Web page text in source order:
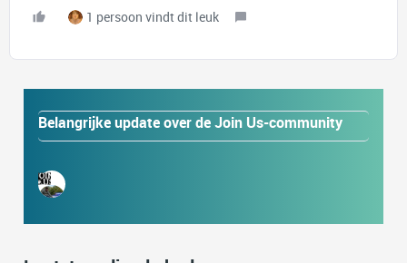
1 persoon vindt dit leuk
Belangrijke update over de Join Us-community